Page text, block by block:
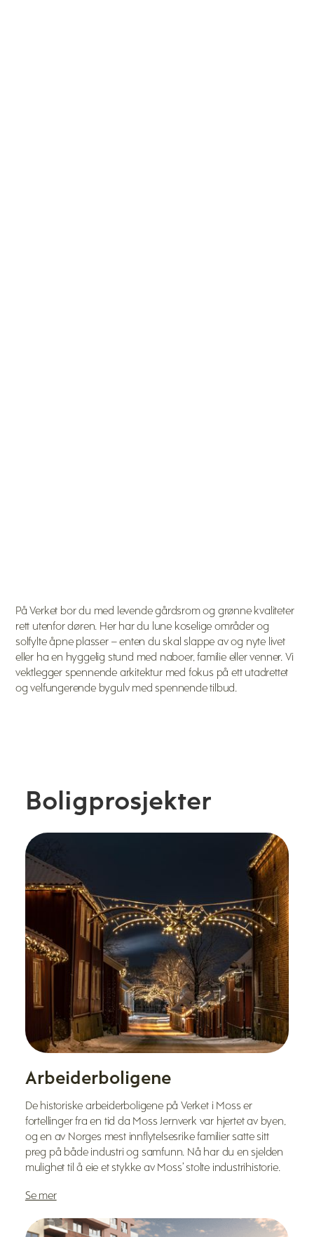
På Verket bor du med levende gårdsrom og grønne kvaliteter
rett utenfor døren. Her har du lune koselige områder og
solfylte åpne plasser – enten du skal slappe av og nyte livet
eller ha en hyggelig stund med naboer, familie eller venner. Vi
vektlegger spennende arkitektur med fokus på ett utadrettet
og velfungerende bygulv med spennende tilbud.
Boligprosjekter
Arbeiderboligene
De historiske arbeiderboligene på Verket i Moss er
fortellinger fra en tid da Moss Jernverk var hjertet av byen,
og en av Norges mest innflytelsesrike familier satte sitt
preg på både industri og samfunn. Nå har du en sjelden
mulighet til å eie et stykke av Moss’ stolte industrihistorie.
Se mer